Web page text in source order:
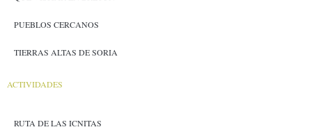
PUEBLOS CERCANOS
TIERRAS ALTAS DE SORIA
ACTIVIDADES
RUTA DE LAS ICNITAS